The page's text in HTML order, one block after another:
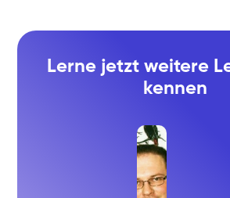
Lerne jetzt weitere
kennen